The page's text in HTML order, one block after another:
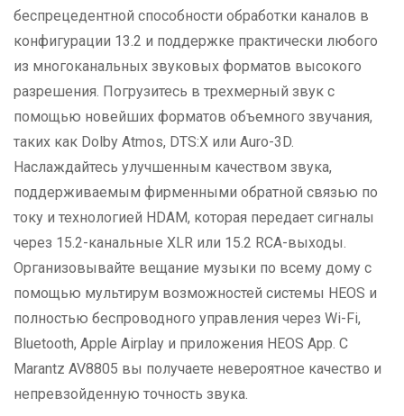
беспрецедентной способности обработки каналов в
конфигурации 13.2 и поддержке практически любого
из многоканальных звуковых форматов высокого
разрешения. Погрузитесь в трехмерный звук с
помощью новейших форматов объемного звучания,
таких как Dolby Atmos, DTS:X или Auro-3D.
Наслаждайтесь улучшенным качеством звука,
поддерживаемым фирменными обратной связью по
току и технологией HDAM, которая передает сигналы
через 15.2-канальные XLR или 15.2 RCA-выходы.
Организовывайте вещание музыки по всему дому с
помощью мультирум возможностей системы HEOS и
полностью беспроводного управления через Wi-Fi,
Bluetooth, Apple Airplay и приложения HEOS App. С
Marantz AV8805 вы получаете невероятное качество и
непревзойденную точность звука.